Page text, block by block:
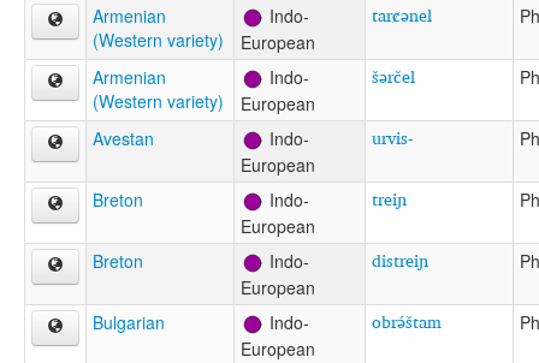
Armenian
(Western variety)
Indo-
European
tarc̷ənel
Armenian
(Western variety)
Indo-
European
šərčel
Avestan
Indo-
European
urvis-
Breton
Indo-
European
treiɲ
Breton
Indo-
European
distreiɲ
Bulgarian
Indo-
European
obrə́štam